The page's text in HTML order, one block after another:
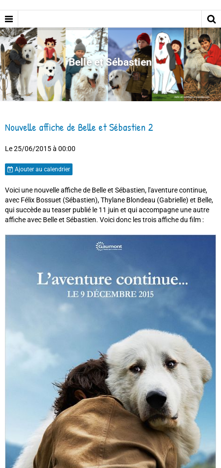
Belle et Sébastien
Nouvelle affiche de Belle et Sébastien 2
Le 25/06/2015à 00:00
Ajouter au calendrier
Voici une nouvelle affiche de Belle et Sébastien, l'aventure continue,
avec Félix Bossuet (Sébastien), Thylane Blondeau (Gabrielle) et Belle,
qui succède au teaser publié le 11 juin et qui accompagne une autre
affiche avec Belle et Sébastien. Voici donc les trois affiche du film :